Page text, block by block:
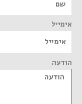
אימייל
הודעה